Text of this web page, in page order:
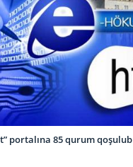
portalına 85 qurum qoşulub